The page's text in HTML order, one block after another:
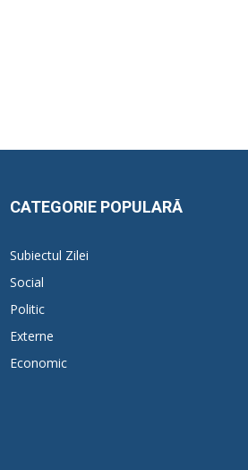
CATEGORIE POPULARĂ
Subiectul Zilei
Social
Politic
Externe
Economic